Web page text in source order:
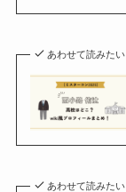
あわせて読みたい
あわせて読みたい